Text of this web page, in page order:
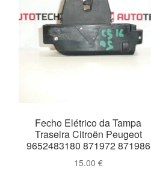
Fecho Elétrico da Tampa
Traseira Citroën Peugeot
9652483180 871972 871986
15.00 €